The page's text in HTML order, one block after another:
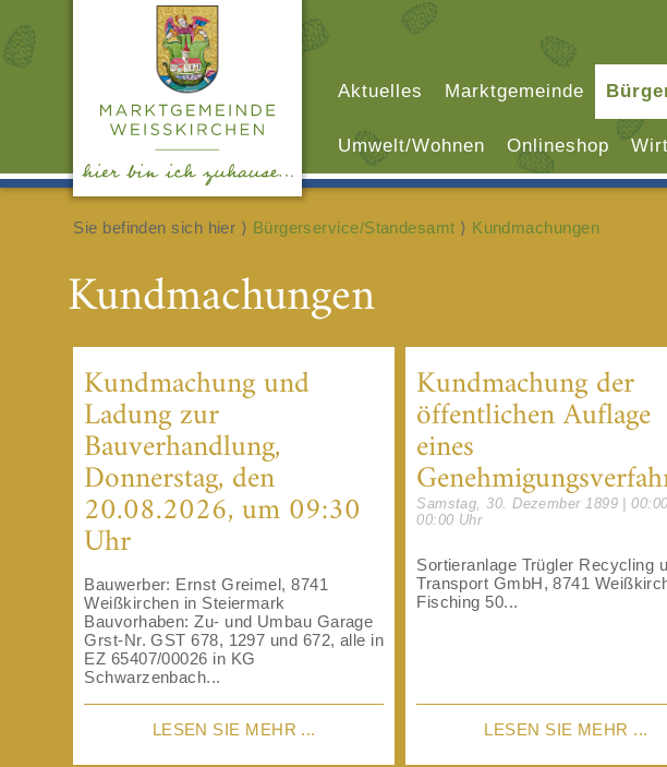
Aktuelles Marktgemeinde
Umwelt/Wohnen Onlineshop
Sie befinden sich hier ⟩ Bürgerservice/Standesamt ⟩ Kundmachungen
Kundmachungen
Kundmachung und
Ladung zur
Bauverhandlung,
Donnerstag, den
20.08.2026, um 09:30
Uhr
Bauwerber: Ernst Greimel, 8741
Weißkirchen in Steiermark
Bauvorhaben: Zu- und Umbau Garage
Grst-Nr. GST 678, 1297 und 672, alle in
EZ 65407/00026 in KG
Schwarzenbach...
LESEN SIE MEHR ...
Kundmachung der
öffentlichen Auflage
eines
Samstag, 30. Dezember 1899 |
00:00 Uhr
Sortieranlage Trügler Recycling
Transport GmbH, 8741
Fisching 50...
LESEN SIE MEHR ...